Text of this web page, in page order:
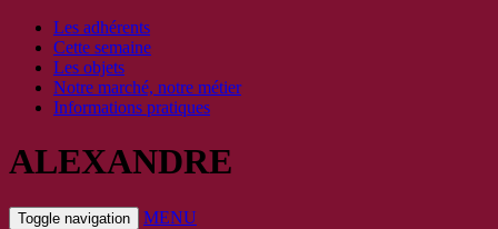
Les adhérents
Cette semaine
Les objets
Notre marché, notre métier
Informations pratiques
ALEXANDRE
Toggle navigation MENU